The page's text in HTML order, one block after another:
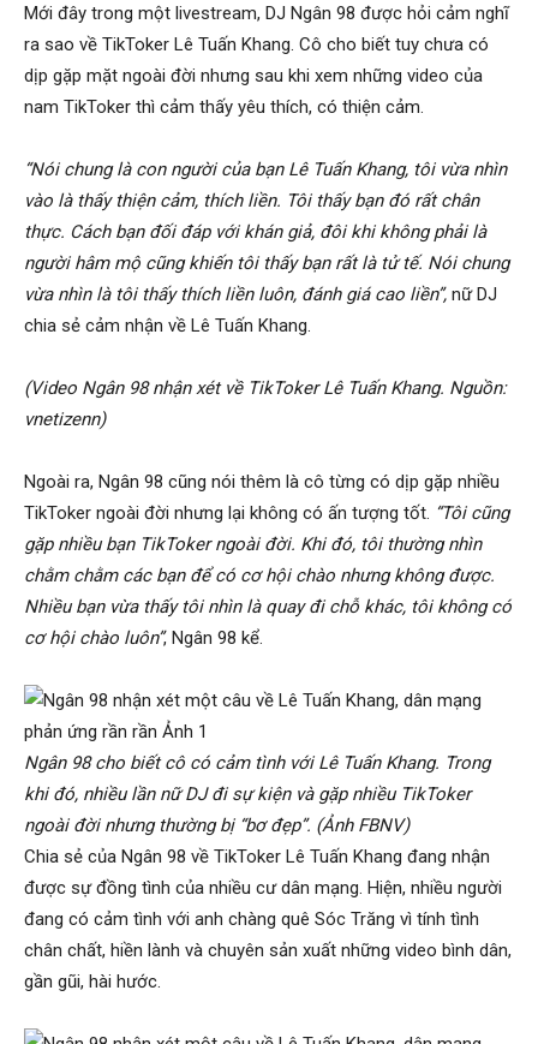
Mới đây trong một livestream, DJ Ngân 98 được hỏi cảm nghĩ
ra sao về TikToker Lê Tuấn Khang. Cô cho biết tuy chưa có
dịp gặp mặt ngoài đời nhưng sau khi xem những video của
nam TikToker thì cảm thấy yêu thích, có thiện cảm.
“Nói chung là con người của bạn Lê Tuấn Khang, tôi vừa nhìn
vào là thấy thiện cảm, thích liền. Tôi thấy bạn đó rất chân
thực. Cách bạn đối đáp với khán giả, đôi khi không phải là
người hâm mộ cũng khiến tôi thấy bạn rất là tử tế. Nói chung
vừa nhìn là tôi thấy thích liền luôn, đánh giá cao liền”, nữ DJ
chia sẻ cảm nhận về Lê Tuấn Khang.
(Video Ngân 98 nhận xét về TikToker Lê Tuấn Khang. Nguồn:
vnetizenn)
Ngoài ra, Ngân 98 cũng nói thêm là cô từng có dịp gặp nhiều
TikToker ngoài đời nhưng lại không có ấn tượng tốt. “Tôi cũng
gặp nhiều bạn TikToker ngoài đời. Khi đó, tôi thường nhìn
chằm chằm các bạn để có cơ hội chào nhưng không được.
Nhiều bạn vừa thấy tôi nhìn là quay đi chỗ khác, tôi không có
cơ hội chào luôn”, Ngân 98 kể.
Ngân 98 cho biết cô có cảm tình với Lê Tuấn Khang. Trong
khi đó, nhiều lần nữ DJ đi sự kiện và gặp nhiều TikToker
ngoài đời nhưng thường bị “bơ đẹp”. (Ảnh FBNV)
Chia sẻ của Ngân 98 về TikToker Lê Tuấn Khang đang nhận
được sự đồng tình của nhiều cư dân mạng. Hiện, nhiều người
đang có cảm tình với anh chàng quê Sóc Trăng vì tính tình
chân chất, hiền lành và chuyên sản xuất những video bình dân,
gần gũi, hài hước.